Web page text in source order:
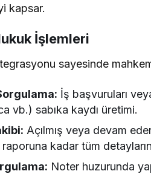
kapsar.
İşlemleri
sayesinde
İş başvuruları
vb.) sabıka kaydı üretimi.
Açılmış veya devam
kadar tüm
Noter huzurunda